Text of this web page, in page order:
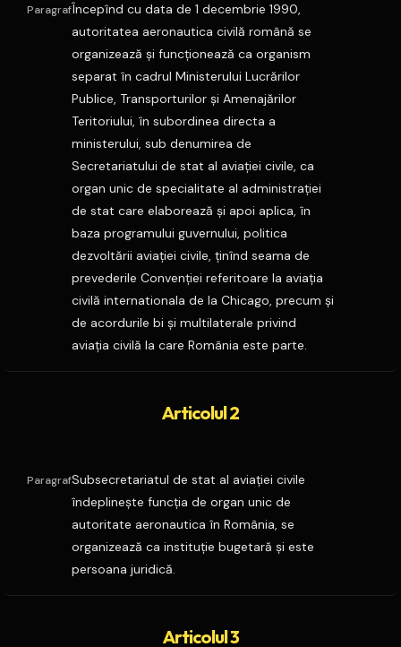
ParagrafÎncepînd cu data de 1 decembrie 1990,
autoritatea aeronautica civilă română se
organizează şi funcţionează ca organism
separat în cadrul Ministerului Lucrărilor
Publice, Transporturilor şi Amenajărilor
Teritoriului, în subordinea directa a
ministerului, sub denumirea de
Secretariatului de stat al aviaţiei civile, ca
organ unic de specialitate al administraţiei
de stat care elaborează şi apoi aplica, în
baza programului guvernului, politica
dezvoltării aviaţiei civile, ţinînd seama de
prevederile Convenţiei referitoare la aviaţia
civilă internationala de la Chicago, precum şi
de acordurile bi şi multilaterale privind
aviaţia civilă la care România este parte.
Articolul 2
ParagrafSubsecretariatul de stat al aviaţiei civile
îndeplineşte funcţia de organ unic de
autoritate aeronautica în România, se
organizează ca instituţie bugetară şi este
persoana juridică.
Articolul 3